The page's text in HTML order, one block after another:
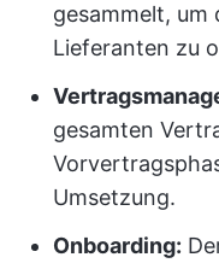
gesammelt, um
Lieferanten zu
gesamten
Umsetzung.
Onboarding: